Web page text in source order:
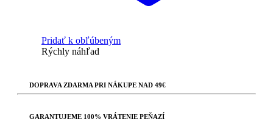
Pridať k obľúbeným
Rýchly náhľad
DOPRAVA ZDARMA PRI NÁKUPE NAD 49€
GARANTUJEME 100% VRÁTENIE PEŇAZÍ